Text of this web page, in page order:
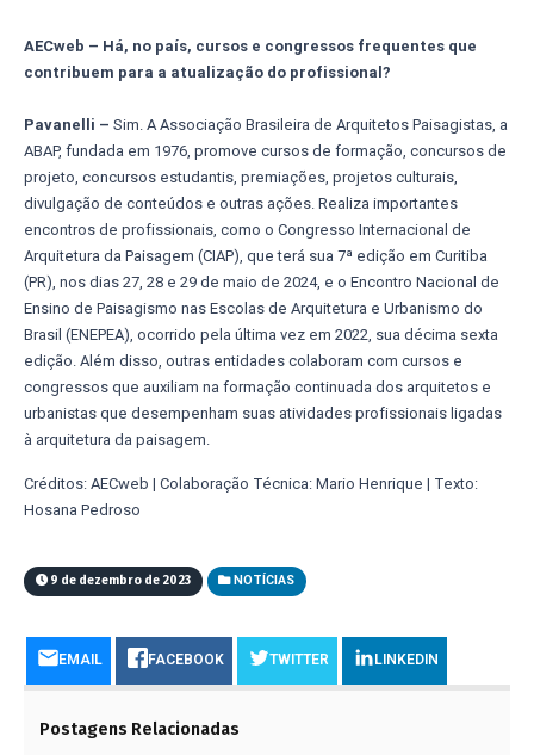
AECweb – Há, no país, cursos e congressos frequentes que
contribuem para a atualização do profissional?
Pavanelli – Sim. A Associação Brasileira de Arquitetos Paisagistas, a
ABAP, fundada em 1976, promove cursos de formação, concursos de
projeto, concursos estudantis, premiações, projetos culturais,
divulgação de conteúdos e outras ações. Realiza importantes
encontros de profissionais, como o Congresso Internacional de
Arquitetura da Paisagem (CIAP), que terá sua 7ª edição em Curitiba
(PR), nos dias 27, 28 e 29 de maio de 2024, e o Encontro Nacional de
Ensino de Paisagismo nas Escolas de Arquitetura e Urbanismo do
Brasil (ENEPEA), ocorrido pela última vez em 2022, sua décima sexta
edição. Além disso, outras entidades colaboram com cursos e
congressos que auxiliam na formação continuada dos arquitetos e
urbanistas que desempenham suas atividades profissionais ligadas
à arquitetura da paisagem.
Créditos: AECweb | Colaboração Técnica: Mario Henrique | Texto:
Hosana Pedroso
9 de dezembro de 2023 NOTÍCIAS
EMAIL FACEBOOK TWITTER LINKEDIN
Postagens Relacionadas